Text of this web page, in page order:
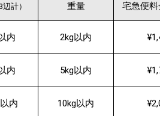
辺計） 重量 宅急便料
内 2kg以内
内 5kg以内
内 10kg以内